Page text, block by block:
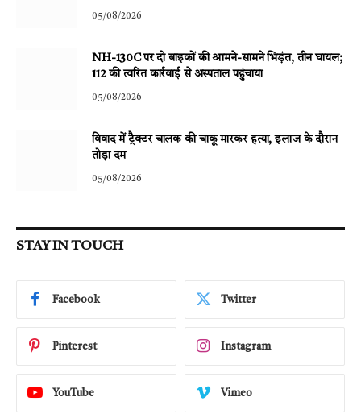
05/08/2026
NH-130C पर दो बाइकों की आमने-सामने भिड़ंत, तीन घायल;
112 की त्वरित कार्रवाई से अस्पताल पहुंचाया
05/08/2026
विवाद में ट्रैक्टर चालक की चाकू मारकर हत्या, इलाज के दौरान
तोड़ा दम
05/08/2026
STAY IN TOUCH
Facebook Twitter
Pinterest Instagram
YouTube Vimeo